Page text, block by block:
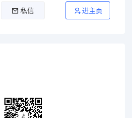
私信 进主页